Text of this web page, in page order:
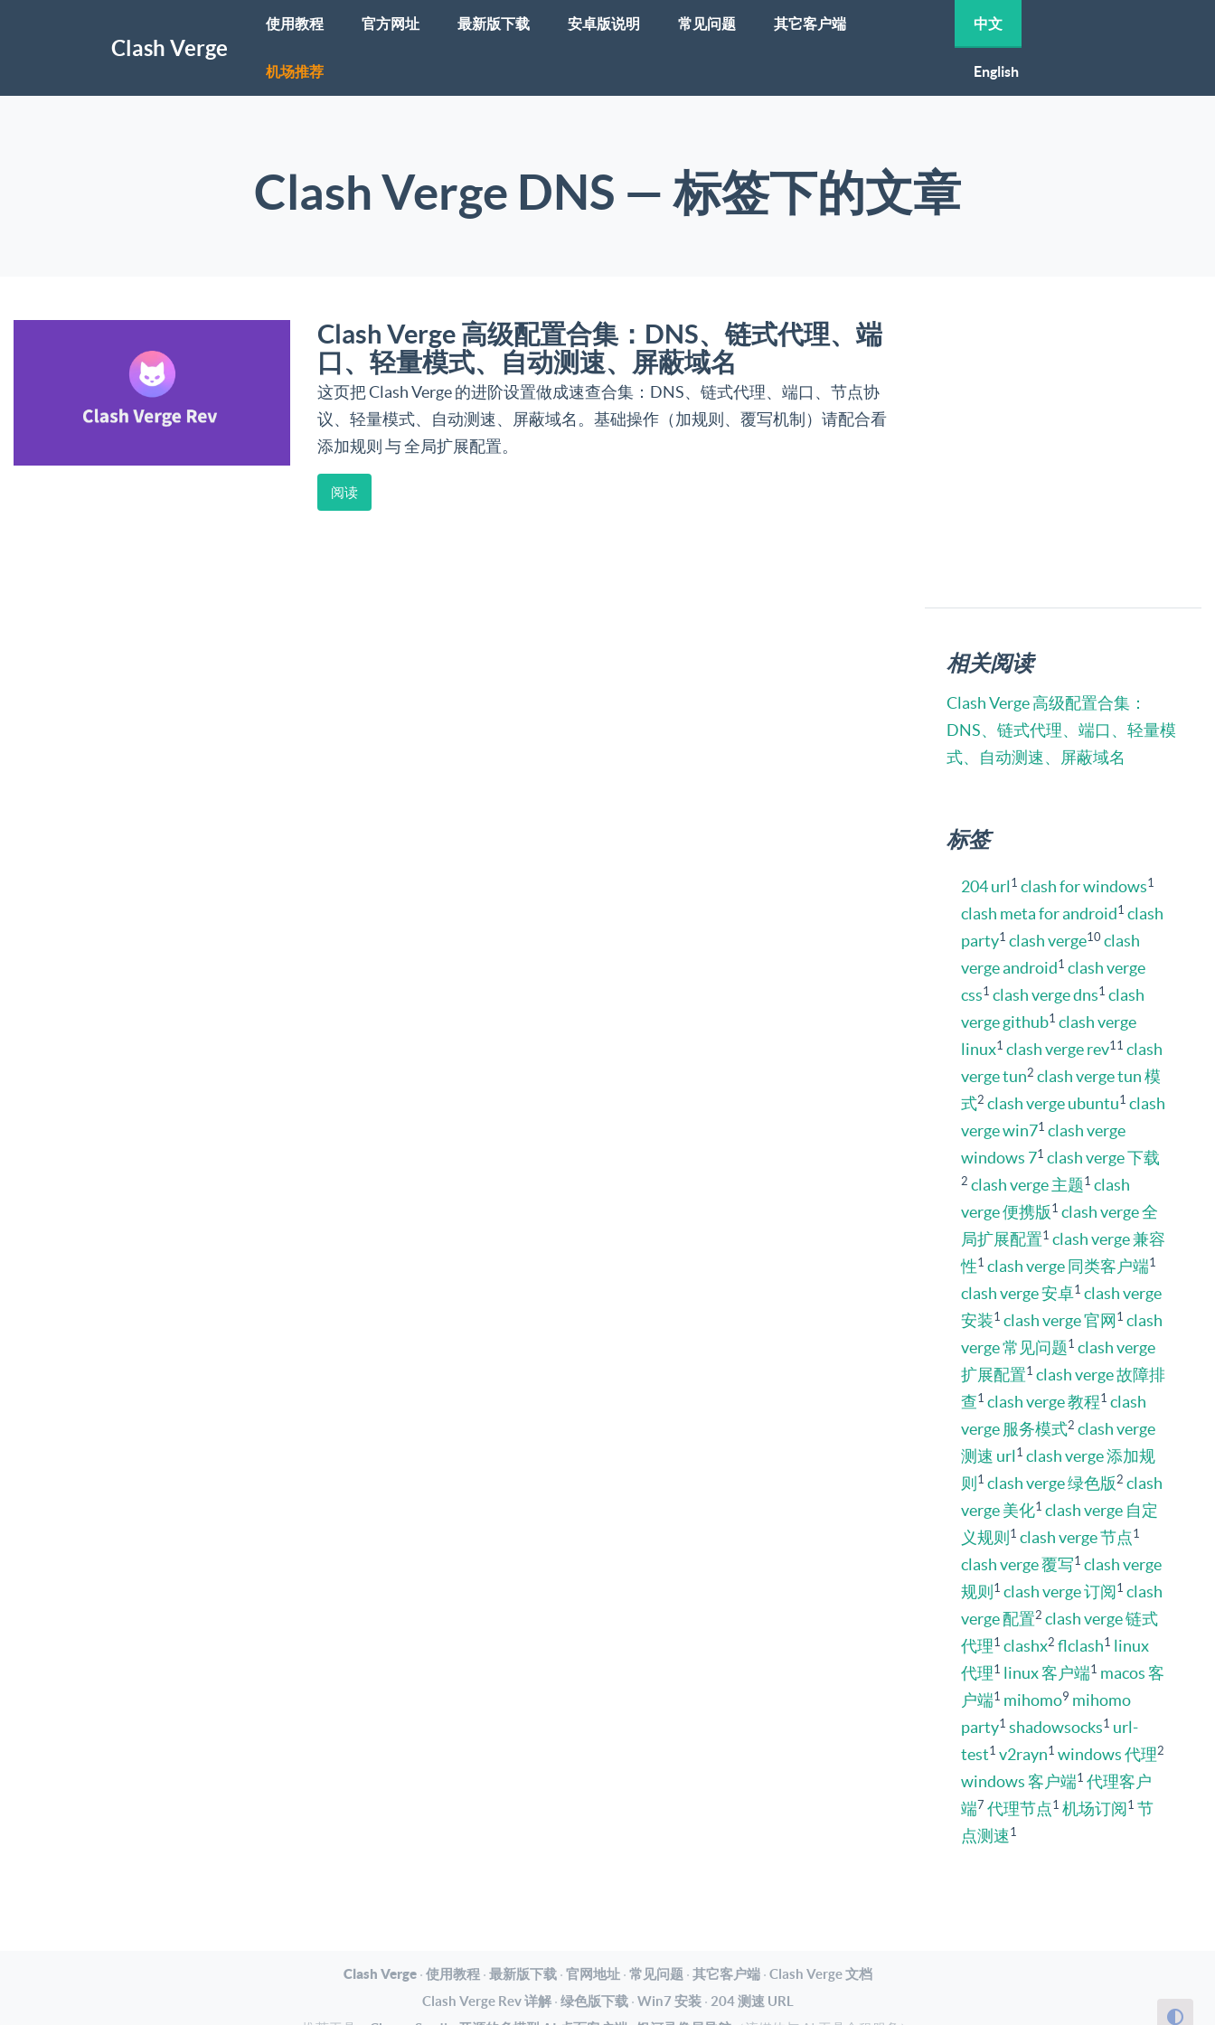
Clash Verge
使用教程 官方网址 最新版下载 安卓版说明 常见问题 其它客户端
机场推荐
中文
English
Clash Verge DNS — 标签下的文章
Clash Verge 高级配置合集：DNS、链式代理、端
口、轻量模式、自动测速、屏蔽域名
这页把 Clash Verge 的进阶设置做成速查合集：DNS、链式代理、端口、节点协
议、轻量模式、自动测速、屏蔽域名。基础操作（加规则、覆写机制）请配合看
添加规则 与 全局扩展配置。
阅读
相关阅读
Clash Verge 高级配置合集：
DNS、链式代理、端口、轻量模
式、自动测速、屏蔽域名
标签
204 url 1 clash for windows1
clash meta for android1 clash
party1 clash verge10 clash
verge android1 clash verge
css1 clash verge dns1 clash
verge github1 clash verge
linux1 clash verge rev11 clash
verge tun2 clash verge tun 模
式2 clash verge ubuntu1 clash
verge win71 clash verge
windows 71 clash verge 下载
2 clash verge 主题1 clash
verge 便携版 1 clash verge 全
局扩展配置1 clash verge 兼容
性1 clash verge 同类客户端1
clash verge 安卓1 clash verge
安装1 clash verge 官网 1 clash
verge 常见问题1 clash verge
扩展配置1 clash verge 故障排
查1 clash verge 教程1 clash
verge 服务模式2 clash verge
测速 url 1 clash verge 添加规
则 1 clash verge 绿色版 2 clash
verge 美化1 clash verge 自定
义规则 1 clash verge 节点1
clash verge 覆写1 clash verge
规则 1 clash verge 订阅1 clash
verge 配置2 clash verge 链式
代理1 clashx2 flclash1 linux
代理1 linux 客户端1 macos 客
户端1 mihomo9 mihomo
party1 shadowsocks1 url-
test1 v2rayn1 windows 代理2
windows 客户端1 代理客户
端7 代理节点1 机场订阅1 节
点测速1
Clash Verge· 使用教程· 最新版下载· 官网地址· 常见问题 · 其它客户端· Clash Verge 文档
Clash Verge Rev 详解· 绿色版下载· Win7 安装· 204 测速 URL